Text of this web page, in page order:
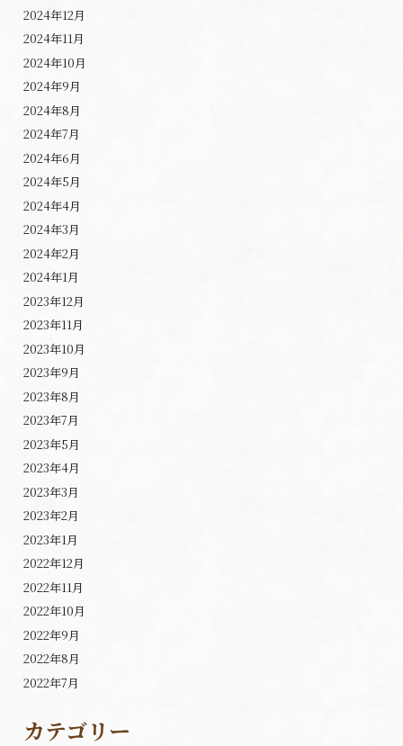
2024年12月
2024年11月
2024年10月
2024年9月
2024年8月
2024年7月
2024年6月
2024年5月
2024年4月
2024年3月
2024年2月
2024年1月
2023年12月
2023年11月
2023年10月
2023年9月
2023年8月
2023年7月
2023年5月
2023年4月
2023年3月
2023年2月
2023年1月
2022年12月
2022年11月
2022年10月
2022年9月
2022年8月
2022年7月
カテゴリー